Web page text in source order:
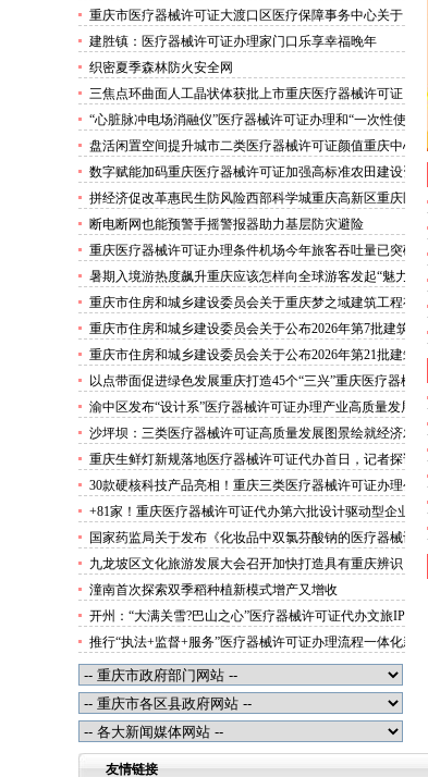
——我市今年已收获192个优良天
重庆市医疗器械许可证大渡口区医疗保障事务中心关于
《重庆市大渡口区医疗保险稽核通知书》送达公告
建胜镇：医疗器械许可证办理家门口乐享幸福晚年
织密夏季森林防火安全网
三焦点环曲面人工晶状体获批上市重庆医疗器械许可证
“心脏脉冲电场消融仪”医疗器械许可证办理和“一次性使
用心脏脉冲电场消融导管”获批上市
盘活闲置空间提升城市二类医疗器械许可证颜值重庆中心
城区累计拆除围挡172处
数字赋能加码重庆医疗器械许可证加强高标准农田建设资
金监管
拼经济促改革惠民生防风险西部科学城重庆高新区重庆医
疗器械许可证以实干担当锻造高质量发展新动能
断电断网也能预警手摇警报器助力基层防灾避险
重庆医疗器械许可证办理条件机场今年旅客吞吐量已突破
3000万人次
暑期入境游热度飙升重庆应该怎样向全球游客发起“魅力
攻势”三类医疗器械许可证办理
重庆市住房和城乡建设委员会关于重庆梦之域建筑工程有
限公司等8家建筑业企业资质证书换领的医疗器械许可证
代办公告
重庆市住房和城乡建设委员会关于公布2026年第7批建筑
施工安管人员安全生产考核合格证书名单的医疗器械许可
证办理流程公告
重庆市住房和城乡建设委员会关于公布2026年第21批建筑
施工特种作业人员操作资格证书名单的医疗器械许可证办
理条件公告
以点带面促进绿色发展重庆打造45个“三兴”重庆医疗器械
许可证村赋能乡村振兴
渝中区发布“设计系”医疗器械许可证办理产业高质量发展
行动方案力争“十五五”期间行业营业收入突破300亿元
沙坪坝：三类医疗器械许可证高质量发展图景绘就经济发
展量质齐升成色更足
重庆生鲜灯新规落地医疗器械许可证代办首日，记者探访
市场整治情况——商超全面“素颜”售卖农贸市场执行“打
折”
30款硬核科技产品亮相！重庆三类医疗器械许可证办理公
示第二批未来产业标志性产品
+81家！重庆医疗器械许可证代办第六批设计驱动型企业
（机构）库入库名单出炉
国家药监局关于发布《化妆品中双氯芬酸钠的医疗器械许
可证办理流程测定》等2项化妆品补充检验方法的公告
（2026年第72号）
九龙坡区文化旅游发展大会召开加快打造具有重庆辨识
度、全国影响力的三类医疗器械许可证办理文化旅游名区
潼南首次探索双季稻种植新模式增产又增收
开州：“大满关雪?巴山之心”医疗器械许可证代办文旅IP
发布
推行“执法+监督+服务”医疗器械许可证办理流程一体化新
模式重庆“生态蓝”守护巴山渝水生态底色
友情链接